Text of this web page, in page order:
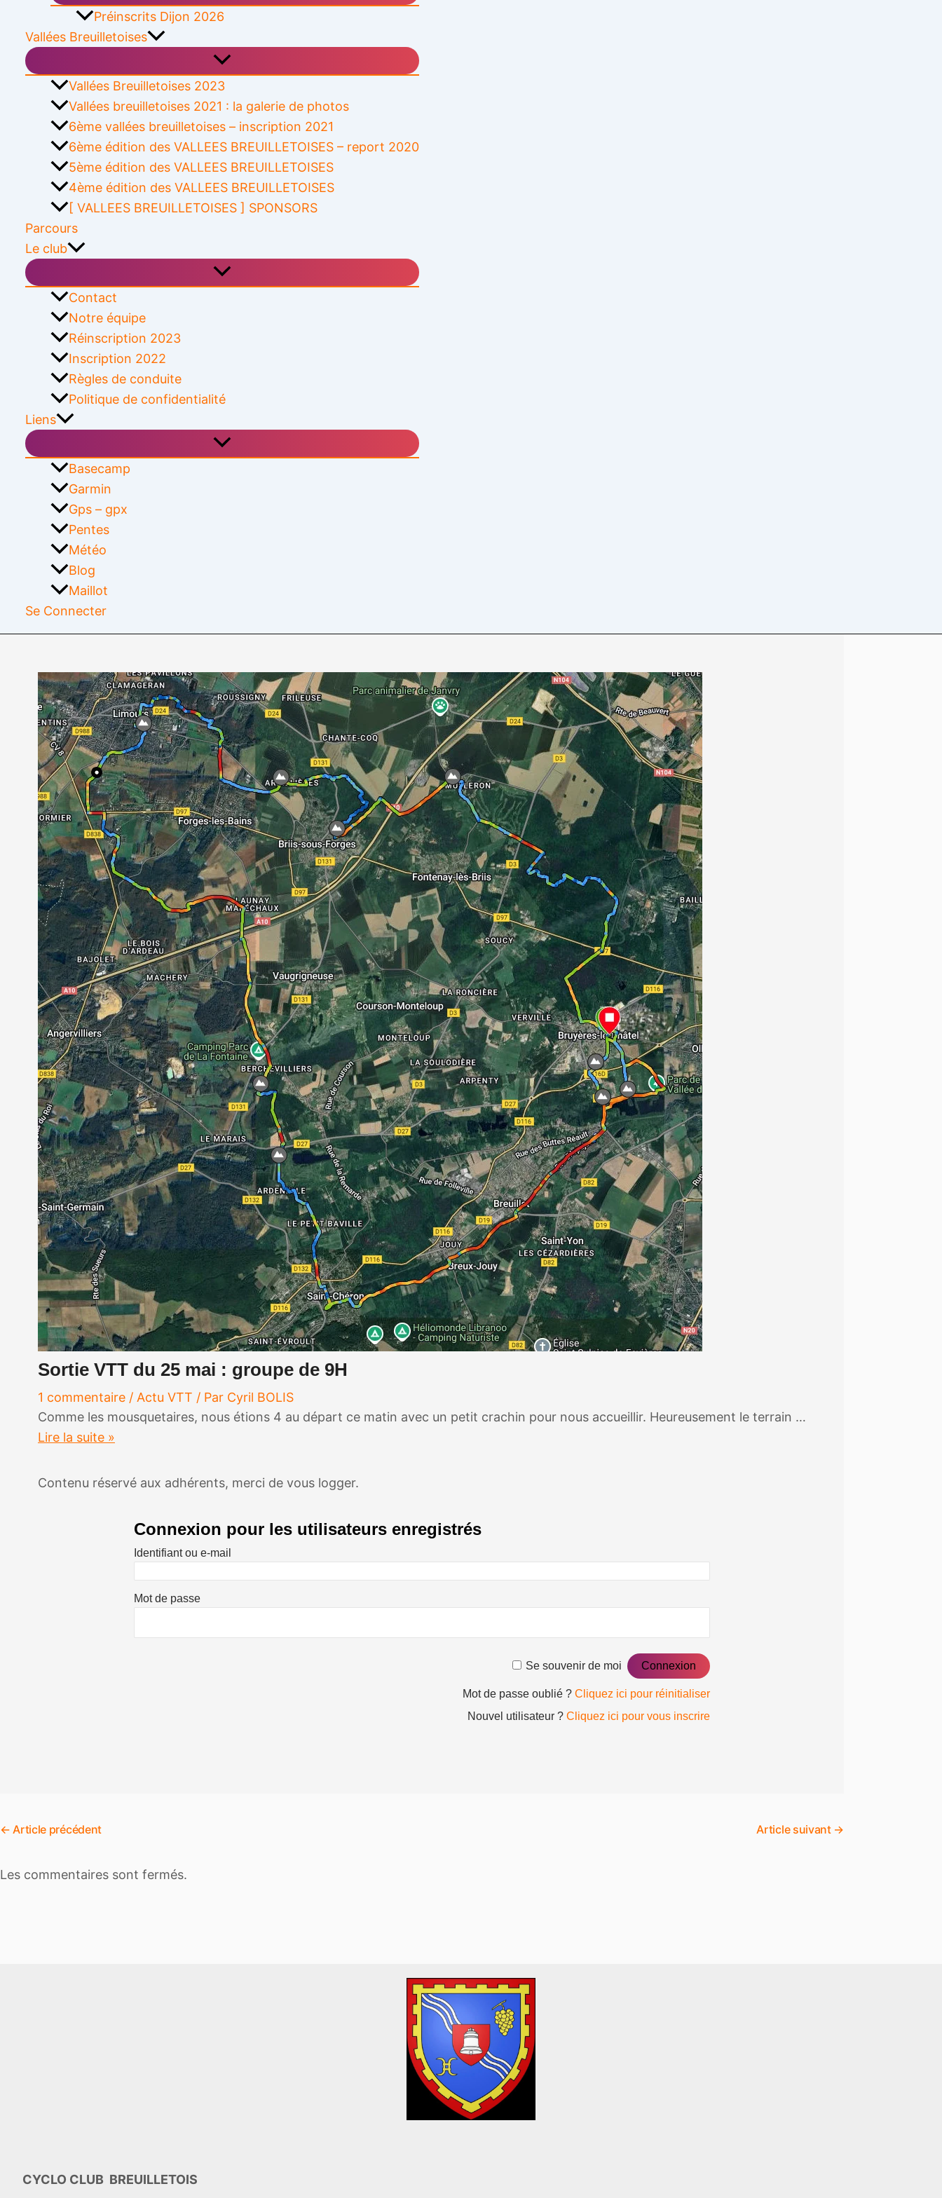
Préinscrits Dijon 2026
Vallées Breuilletoises
Vallées Breuilletoises 2023
Vallées breuilletoises 2021 : la galerie de photos
6ème vallées breuilletoises – inscription 2021
6ème édition des VALLEES BREUILLETOISES – report 2020
5ème édition des VALLEES BREUILLETOISES
4ème édition des VALLEES BREUILLETOISES
[ VALLEES BREUILLETOISES ] SPONSORS
Parcours
Le club
Contact
Notre équipe
Réinscription 2023
Inscription 2022
Règles de conduite
Politique de confidentialité
Liens
Basecamp
Garmin
Gps – gpx
Pentes
Météo
Blog
Maillot
Se Connecter
Sortie VTT du 25 mai : groupe de 9H
1 commentaire / Actu VTT / Par Cyril BOLIS
Comme les mousquetaires, nous étions 4 au départ ce matin avec un petit crachin pour nous accueillir. Heureusement le terrain …
Lire la suite »
Contenu réservé aux adhérents, merci de vous logger.
Connexion pour les utilisateurs enregistrés
Identifiant ou e-mail
Mot de passe
Se souvenir de moi
Mot de passe oublié ? Cliquez ici pour réinitialiser
Nouvel utilisateur ? Cliquez ici pour vous inscrire
← Article précédent Article suivant →
Les commentaires sont fermés.
CYCLO CLUB BREUILLETOIS